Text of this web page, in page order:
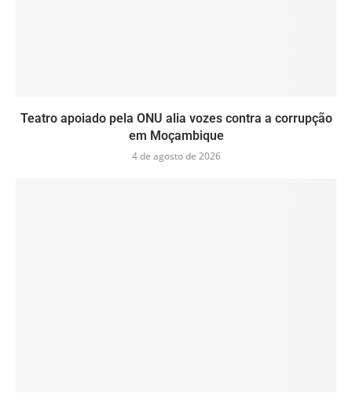
Teatro apoiado pela ONU alia vozes contra a corrupção
em Moçambique
4 de agosto de 2026